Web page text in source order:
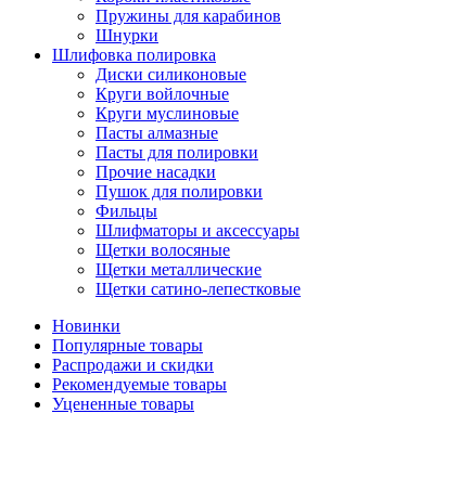
Пружины для карабинов
Шнурки
Шлифовка полировка
Диски силиконовые
Круги войлочные
Круги муслиновые
Пасты алмазные
Пасты для полировки
Прочие насадки
Пушок для полировки
Фильцы
Шлифматоры и аксессуары
Щетки волосяные
Щетки металлические
Щетки сатино-лепестковые
Новинки
Популярные товары
Распродажи и скидки
Рекомендуемые товары
Уцененные товары